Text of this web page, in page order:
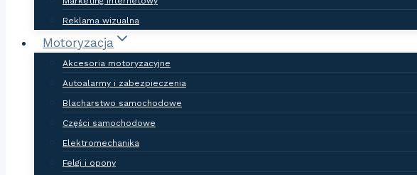
Reklama wizualna
Motoryzacja
Akcesoria motoryzacyjne
Autoalarmy i zabezpieczenia
Blacharstwo samochodowe
Części samochodowe
Elektromechanika
Felgi i opony